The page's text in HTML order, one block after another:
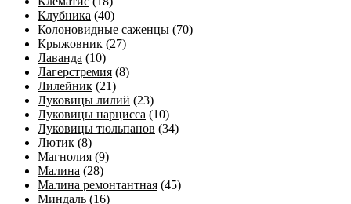
Клубника (40)
Колоновидные саженцы (70)
Крыжовник (27)
Лаванда (10)
Лагерстремия (8)
Лилейник (21)
Луковицы лилий (23)
Луковицы нарцисса (10)
Луковицы тюльпанов (34)
Лютик (8)
Магнолия (9)
Малина (28)
Малина ремонтантная (45)
Миндаль (16)